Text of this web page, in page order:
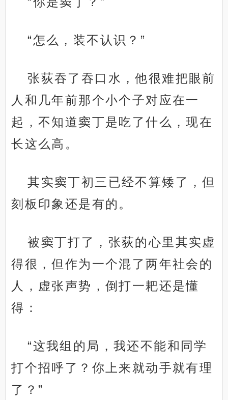
“怎么，装不认识？”
张荻吞了吞口水，他很难把眼前
人和几年前那个小个子对应在一
起，不知道窦丁是吃了什么，现在
长这么高。
其实窦丁初三已经不算矮了，但
刻板印象还是有的。
被窦丁打了，张荻的心里其实虚
得很，但作为一个混了两年社会的
人，虚张声势，倒打一耙还是懂
得：
“这我组的局，我还不能和同学
打个招呼了？你上来就动手就有理
了？”